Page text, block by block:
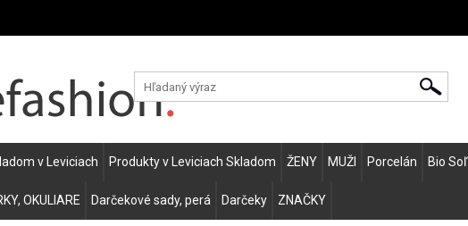
v Leviciach Produkty v Leviciach Skladom ŽENY MUŽI Porcelán Bio Soľ
OKULIARE Darčekové sady, perá Darčeky ZNAČKY